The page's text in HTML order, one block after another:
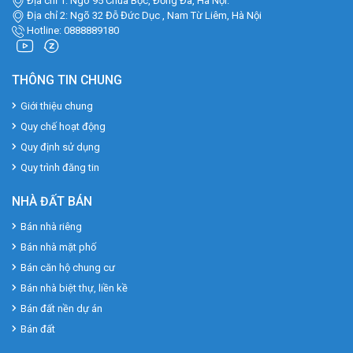
Địa chỉ 2: Ngõ 32 Đỗ Đức Dục , Nam Từ Liêm, Hà Nội
Hotline: 0888889180
THÔNG TIN CHUNG
Giới thiệu chung
Quy chế hoạt động
Quy định sử dụng
Quy trình đăng tin
NHÀ ĐẤT BÁN
Bán nhà riêng
Bán nhà mặt phố
Bán căn hộ chung cư
Bán nhà biệt thự, liền kề
Bán đất nền dự án
Bán đất